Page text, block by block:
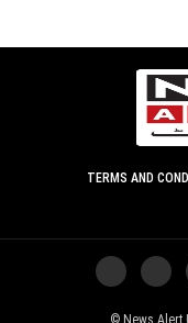
TERMS AND
News Alert